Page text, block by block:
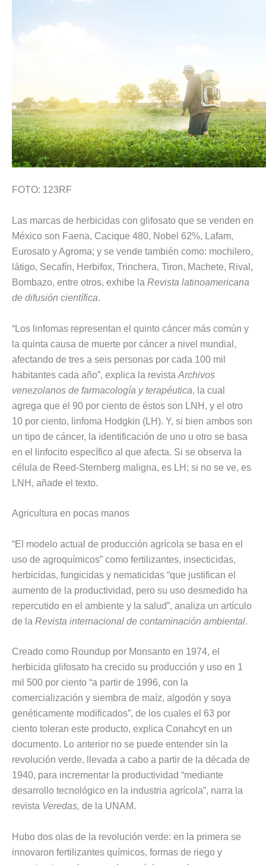
FOTO: 123RF
Las marcas de herbicidas con glifosato que se venden en
México son Faena, Cacique 480, Nobel 62%, Lafam,
Eurosato y Agroma; y se vende también como: mochilero,
látigo, Secafín, Herbifox, Trinchera, Tiron, Machete, Rival,
Bombazo, entre otros, exhibe la Revista latinoamericana
de difusión científica.
“Los linfomas representan el quinto cáncer más común y
la quinta causa de muerte por cáncer a nivel mundial,
afectando de tres a seis personas por cada 100 mil
habitantes cada año”, explica la revista Archivos
venezolanos de farmacología y terapéutica, la cual
agrega que el 90 por ciento de éstos son LNH, y el otro
10 por ciento, linfoma Hodgkin (LH). Y, si bien ambos son
un tipo de cáncer, la identificación de uno u otro se basa
en el linfocito específico al que afecta. Si se observa la
célula de Reed-Sternberg maligna, es LH; si no se ve, es
LNH, añade el texto.
Agricultura en pocas manos
“El modelo actual de producción agrícola se basa en el
uso de agroquímicos” como fertilizantes, insecticidas,
herbicidas, fungicidas y nematicidas “que justifican el
aumento de la productividad, pero su uso desmedido ha
repercutido en el ambiente y la salud”, analiza un artículo
de la Revista internacional de contaminación ambiental.
Creado como Roundup por Monsanto en 1974, el
herbicida glifosato ha crecido su producción y uso en 1
mil 500 por ciento “a partir de 1996, con la
comercialización y siembra de maíz, algodón y soya
genéticamente modificados”, de los cuales el 63 por
ciento toleran este producto, explica Conahcyt en un
documento. Lo anterior no se puede entender sin la
revolución verde, llevada a cabo a partir de la década de
1940, para incrementar la productividad “mediante
desarrollo tecnológico en la industria agrícola”, narra la
revista Veredas, de la UNAM.
Hubo dos olas de la revolución verde: en la primera se
innovaron fertilizantes químicos, formas de riego y